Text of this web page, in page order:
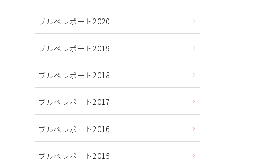
ブルベレポート2020
ブルベレポート2019
ブルベレポート2018
ブルベレポート2017
ブルベレポート2016
ブルべレポート2015